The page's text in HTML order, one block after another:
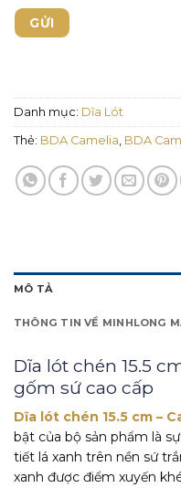
Danh mục: Dĩa Lót
Thẻ: BDA Camelia BDA
MÔ TẢ
THÔNG TIN VỀ MINHLONG
Dĩa lót chén 15.5
gốm sứ cao cấp
Dĩa lót chén 15.5 cm –
bật của bộ sản phẩm là
tiết lá xanh trên nền sứ
xanh được điểm xuyến